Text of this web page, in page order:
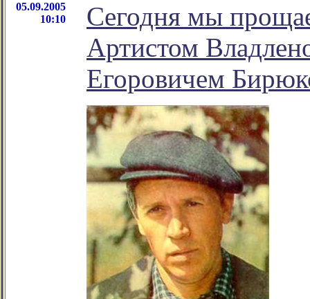
05.09.2005
10:10
Сегодня мы
Артистом
Егоровичем